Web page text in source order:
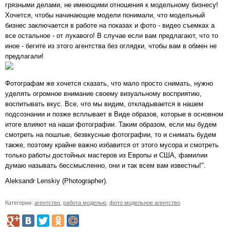
грязными делами, не имеющими отношения к модельному бизнесу!
Хочется, чтобы начинающие модели понимали, что модельный
бизнес заключается в работе на показах и фото - видео съемках а
все остальное - от лукавого! В случае если вам предлагают, что то
иное - бегите из этого агентства без оглядки, чтобы вам в обмен не
предлагали!
Фотографам же хочется сказать, что мало просто снимать, нужно
уделять огромное внимание своему визуальному восприятию,
воспитывать вкус. Все, что мы видим, откладывается в нашем
подсознании и позже всплывает в Виде образов, которые в основном
итоге влияют на наши фотографии. Таким образом, если мы будем
смотреть на пошлые, безвкусные фотографии, то и снимать будем
также, поэтому крайне важно избавится от этого мусора и смотреть
только работы достойных мастеров из Европы и США, фамилии
думаю называть бессмысленно, они и так всем вам известны!".
Aleksandr Lenskiy (Photographer).
Категории: агентство работа моделью фото модельное агентство